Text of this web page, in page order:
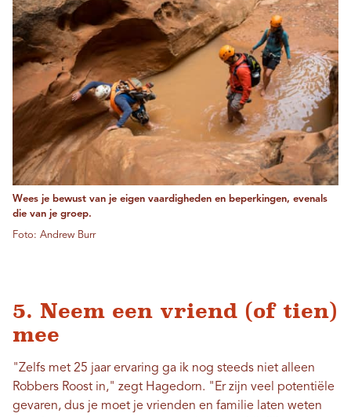
Wees je bewust van je eigen vaardigheden en beperkingen, evenals
die van je groep.
Foto: Andrew Burr
5. Neem een ​​vriend (of tien)
mee
"Zelfs met 25 jaar ervaring ga ik nog steeds niet alleen
Robbers Roost in," zegt Hagedorn. "Er zijn veel potentiële
gevaren, dus je moet je vrienden en familie laten weten